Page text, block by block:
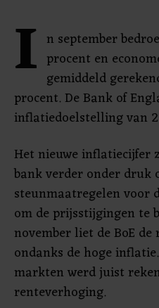
I n september
procent en
gemiddeld
procent. De Bank of
inflatiedoelstelling van
Het nieuwe inflatiecijfer
bank verder onder druk
steunmaatregelen voor
om de prijsstijgingen te
november liet de BoE
ondanks de hoge
markten werd juist
renteverhoging.